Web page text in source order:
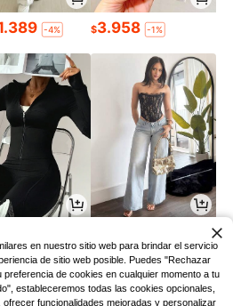
-4% $3.958 -1%
en nuestro sitio web para brindar el servicio
de sitio web posible. Puedes "Rechazar
de cookies en cualquier momento a tu
estableceremos todas las cookies opcionales,
funcionalidades mejoradas y personalizar